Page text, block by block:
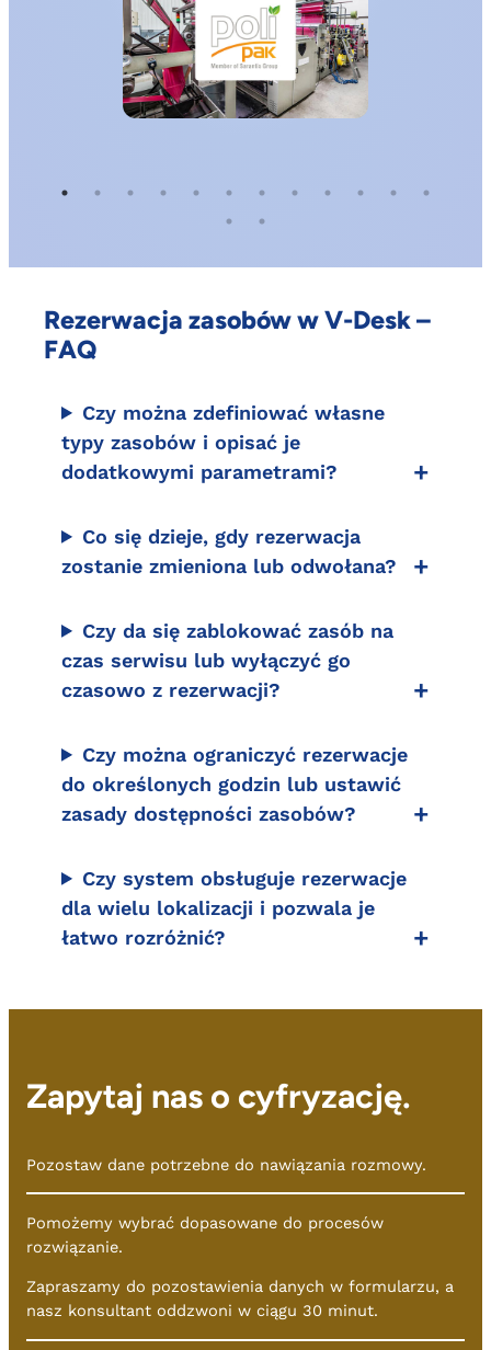
Rezerwacja zasobów w V-Desk –
FAQ
Czy można zdefiniować własne
typy zasobów i opisać je
dodatkowymi parametrami?
Co się dzieje, gdy rezerwacja
zostanie zmieniona lub odwołana?
Czy da się zablokować zasób na
czas serwisu lub wyłączyć go
czasowo z rezerwacji?
Czy można ograniczyć rezerwacje
do określonych godzin lub ustawić
zasady dostępności zasobów?
Czy system obsługuje rezerwacje
dla wielu lokalizacji i pozwala je
łatwo rozróżnić?
Zapytaj nas o cyfryzację.
Pozostaw dane potrzebne do nawiązania rozmowy.
Pomożemy wybrać dopasowane do procesów
rozwiązanie.
Zapraszamy do pozostawienia danych w formularzu, a
nasz konsultant oddzwoni w ciągu 30 minut.